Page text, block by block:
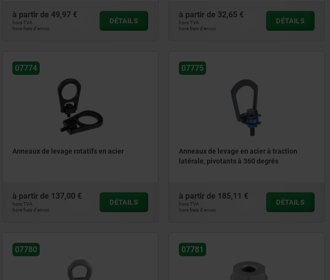
à partir de 49,97 €
hors TVA
hors frais d’envoi
DÉTAILS
à partir de 32,65 €
hors TVA
hors frais d’envoi
DÉTAILS
07774
Anneaux de levage rotatifs en acier
à partir de 137,00 €
hors TVA
hors frais d’envoi
DÉTAILS
07775
Anneaux de levage en acier à traction
latérale, pivotants à 360 degrés
à partir de 185,11 €
hors TVA
hors frais d’envoi
DÉTAILS
07780 07781